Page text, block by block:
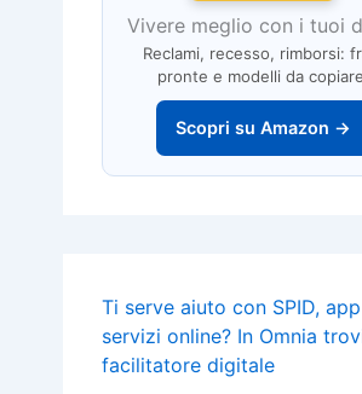
Vivere meglio con i tuoi
Reclami, recesso, rimborsi:
pronte e modelli da
Scopri su Amazon →
Ti serve aiuto con SPID,
servizi online? In Omnia
facilitatore digitale